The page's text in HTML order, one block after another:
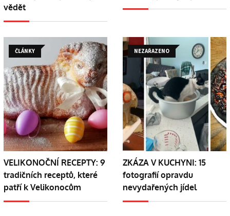
vědět
ČLÁNKY
VELIKONOČNÍ RECEPTY: 9
tradičních receptů, které
patří k Velikonocům
NEZAŘAZENO
ZKÁZA V KUCHYNI: 15
fotografií opravdu
nevydařených jídel